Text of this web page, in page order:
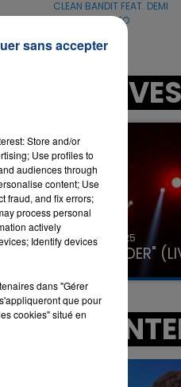
LA TEAM DU
CLEAN BANDIT FEAT. DEMI
LOVATO
LES LIVES
31 janvier 2025
GIMS "SPIDER"
A
Store and/or
Use profiles to
audiences through
content; Use
fraud, and fix errors;
process personal
actively
Identify devices
dans "Gérer
que pour
cookies" situé en
sans accepter